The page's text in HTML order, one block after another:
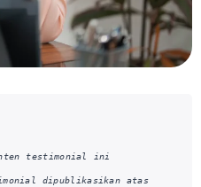
testimonial ini
dipublikasikan atas